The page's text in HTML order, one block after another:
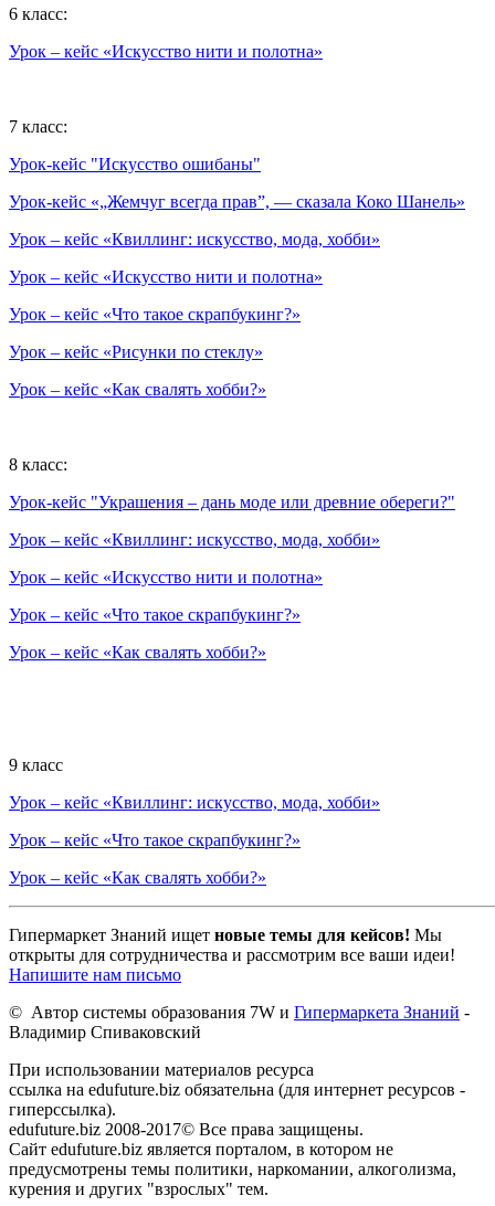
6 класс:
Урок – кейс «Искусство нити и полотна»
7 класс:
Урок-кейс "Искусство ошибаны"
Урок-кейс «„Жемчуг всегда прав”, — сказала Коко Шанель»
Урок – кейс «Квиллинг: искусство, мода, хобби»
Урок – кейс «Искусство нити и полотна»
Урок – кейс «Что такое скрапбукинг?»
Урок – кейс «Рисунки по стеклу»
Урок – кейс «Как свалять хобби?»
8 класс:
Урок-кейс "Украшения – дань моде или древние обереги?"
Урок – кейс «Квиллинг: искусство, мода, хобби»
Урок – кейс «Искусство нити и полотна»
Урок – кейс «Что такое скрапбукинг?»
Урок – кейс «Как свалять хобби?»
9 класс
Урок – кейс «Квиллинг: искусство, мода, хобби»
Урок – кейс «Что такое скрапбукинг?»
Урок – кейс «Как свалять хобби?»
Гипермаркет Знаний ищет новые темы для кейсов! Мы
открыты для сотрудничества и рассмотрим все ваши идеи!
Напишите нам письмо
© Автор системы образования 7W и Гипермаркета Знаний -
Владимир Спиваковский
При использовании материалов ресурса
ссылка на edufuture.biz обязательна (для интернет ресурсов -
гиперссылка).
edufuture.biz 2008-2017© Все права защищены.
Сайт edufuture.biz является порталом, в котором не
предусмотрены темы политики, наркомании, алкоголизма,
курения и других "взрослых" тем.